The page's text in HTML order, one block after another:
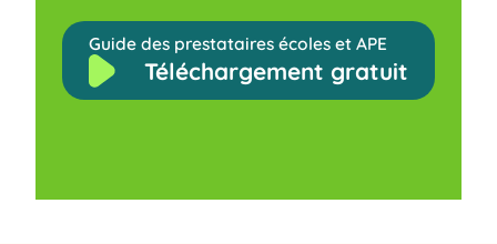
Guide des prestataires écoles et APE
Téléchargement gratuit